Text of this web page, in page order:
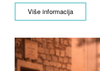
Više informacija